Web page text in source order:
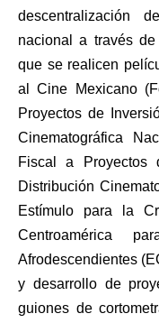
descentralización
nacional a través
que se realicen
al Cine Mexicano
Proyectos de
Cinematográfica
Fiscal a Proyectos
Distribución
Estímulo para la
Centroamérica
Afrodescendientes
y desarrollo de
guiones de